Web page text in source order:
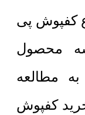
کفپوش پی
محصول
مطالعه
کفپوش